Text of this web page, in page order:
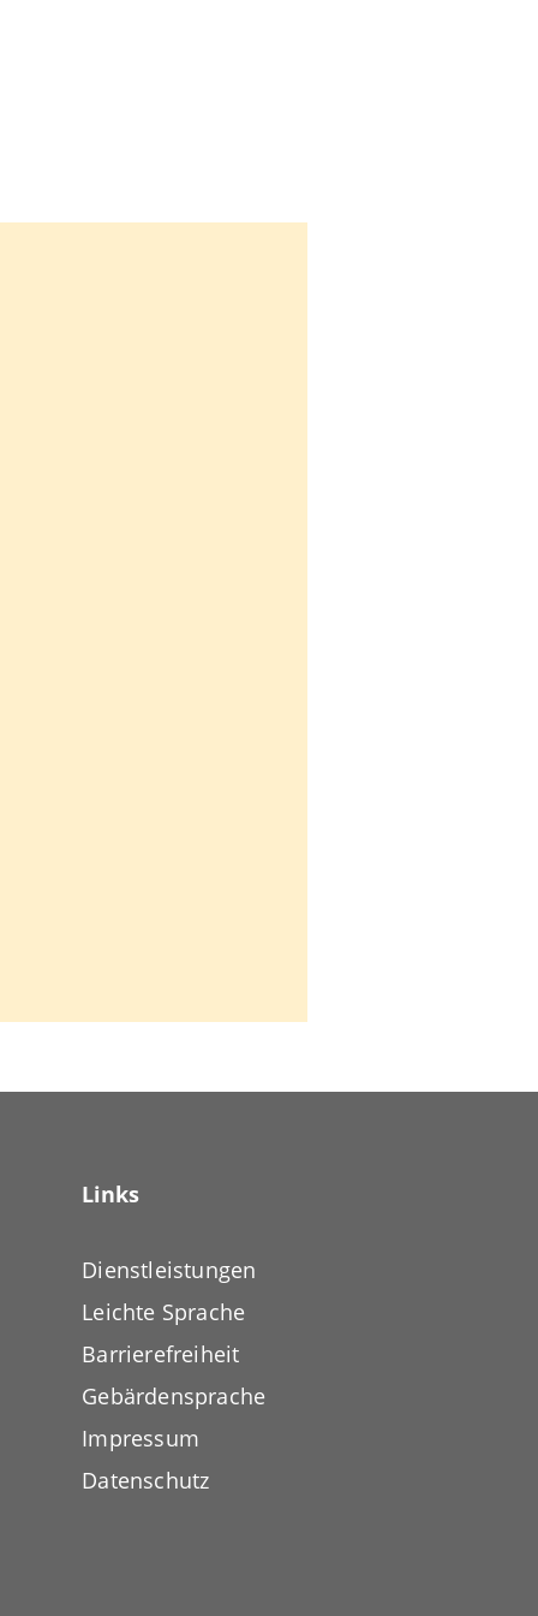
Links
Dienstleistungen
Leichte Sprache
Barrierefreiheit
Gebärdensprache
Impressum
Datenschutz